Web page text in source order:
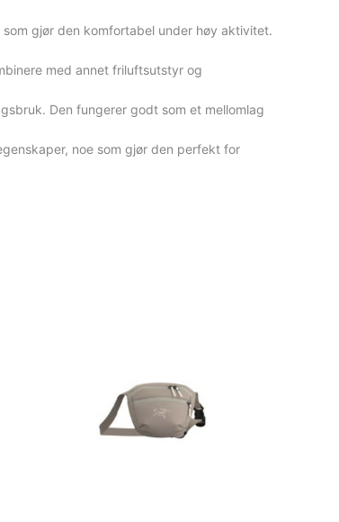
gjør den komfortabel under høy aktivitet.
med annet friluftsutstyr og
Den fungerer godt som et mellomlag
noe som gjør den perfekt for